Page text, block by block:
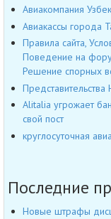
Авиакомпания
Авиакассы города
Правила сайта,
Поведение на
Решение спорных
Alitalia угрожает
свой пост
круглосуточная
Последние
Новые штрафы